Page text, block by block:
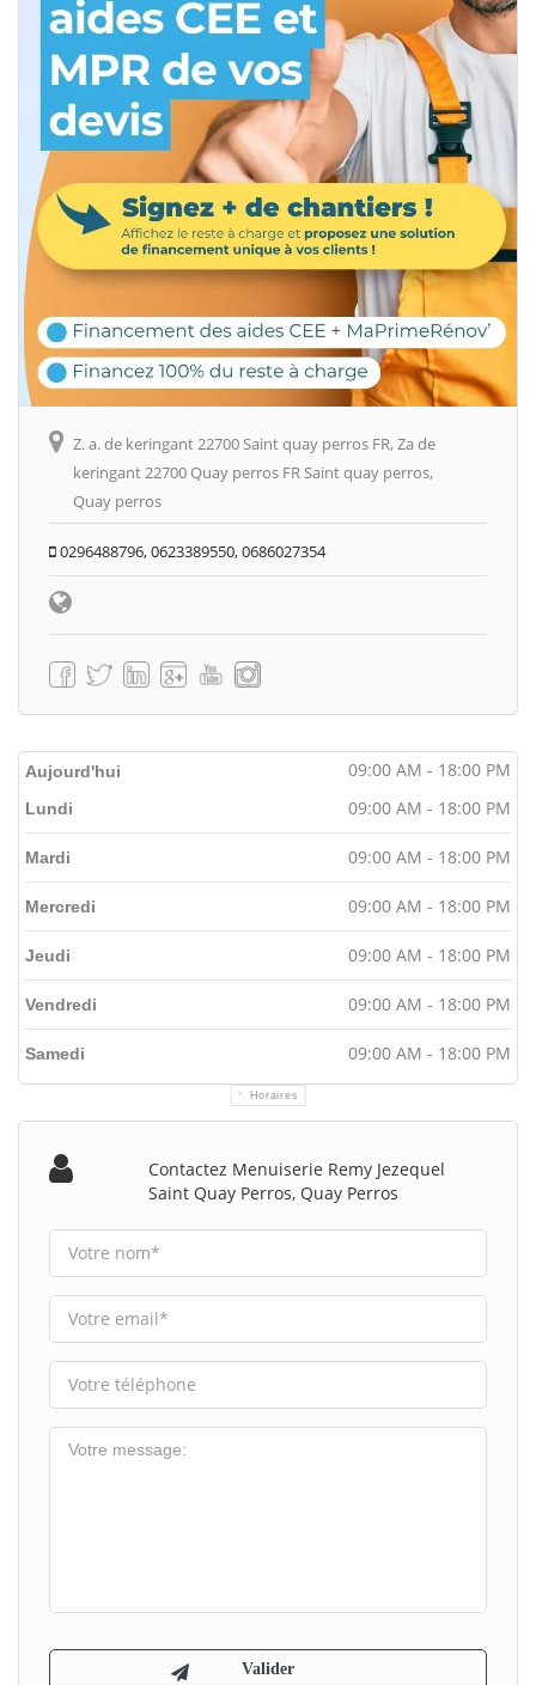
Z. a. de keringant 22700 Saint quay perros FR, Za de
keringant 22700 Quay perros FR Saint quay perros,
Quay perros
0296488796, 0623389550, 0686027354
Aujourd'hui 09:00 AM - 18:00 PM
Horaires
Lundi 09:00 AM - 18:00 PM
Mardi 09:00 AM - 18:00 PM
Mercredi 09:00 AM - 18:00 PM
Jeudi 09:00 AM - 18:00 PM
Vendredi 09:00 AM - 18:00 PM
Samedi 09:00 AM - 18:00 PM
Contactez Menuiserie Remy Jezequel
Saint Quay Perros, Quay Perros